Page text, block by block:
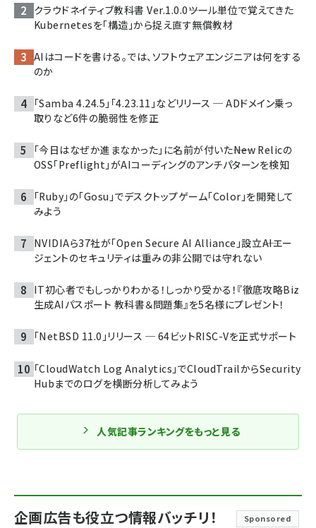
企画広告も役立つ情報バッチリ！ Sponsored
クラウドネイティブ教科書 Ver.1.0.0――ツール単位で覚えてきた
Kubernetesを「構造」から捉え直す無償教材
AIはコードを書ける。では、ソフトウェアエンジニアは何をする
のか
「Samba 4.24.5」「4.23.11」などリリース ─ ADドメイン乗っ
取りなど6件の脆弱性を修正
「今日はなぜか進まなかった」に名前が付いた――New Relicの
OSS「Preflight」がAIコーディングのアンチパターンを検知
「Ruby」の「Gosu」でデスクトップゲーム「Color」を開発して
みよう
NVIDIAら37社が「Open Secure AI Alliance」設立――AIエー
ジェントのセキュリティは重みの非公開では守れない
IT初心者でもしっかりわかる！しっかり受かる！『徹底攻略Biz
生成AIパスポート 教科書＆問題集』を5名様にプレゼント！
「NetBSD 11.0」リリース ─ 64ビットRISC-Vを正式サポート
「CloudWatch Log Analytics」でCloudTrailからSecurity
Hubまでのログを横断分析してみよう
人気記事ランキングをもっと見る